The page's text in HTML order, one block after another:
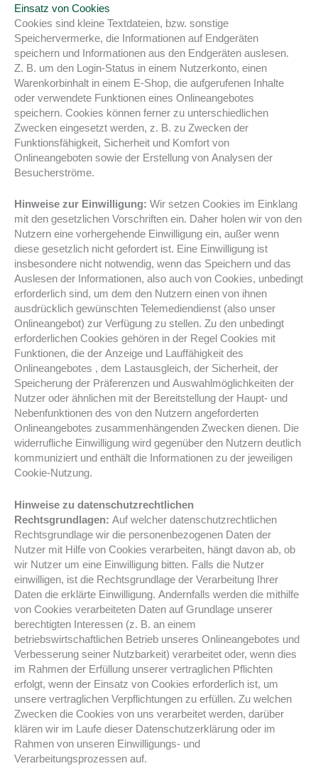
Einsatz von Cookies
Cookies sind kleine Textdateien, bzw. sonstige
Speichervermerke, die Informationen auf Endgeräten
speichern und Informationen aus den Endgeräten auslesen.
Z. B. um den Login-Status in einem Nutzerkonto, einen
Warenkorbinhalt in einem E-Shop, die aufgerufenen Inhalte
oder verwendete Funktionen eines Onlineangebotes
speichern. Cookies können ferner zu unterschiedlichen
Zwecken eingesetzt werden, z. B. zu Zwecken der
Funktionsfähigkeit, Sicherheit und Komfort von
Onlineangeboten sowie der Erstellung von Analysen der
Besucherströme.
Hinweise zur Einwilligung: Wir setzen Cookies im Einklang
mit den gesetzlichen Vorschriften ein. Daher holen wir von den
Nutzern eine vorhergehende Einwilligung ein, außer wenn
diese gesetzlich nicht gefordert ist. Eine Einwilligung ist
insbesondere nicht notwendig, wenn das Speichern und das
Auslesen der Informationen, also auch von Cookies, unbedingt
erforderlich sind, um dem den Nutzern einen von ihnen
ausdrücklich gewünschten Telemediendienst (also unser
Onlineangebot) zur Verfügung zu stellen. Zu den unbedingt
erforderlichen Cookies gehören in der Regel Cookies mit
Funktionen, die der Anzeige und Lauffähigkeit des
Onlineangebotes , dem Lastausgleich, der Sicherheit, der
Speicherung der Präferenzen und Auswahlmöglichkeiten der
Nutzer oder ähnlichen mit der Bereitstellung der Haupt- und
Nebenfunktionen des von den Nutzern angeforderten
Onlineangebotes zusammenhängenden Zwecken dienen. Die
widerrufliche Einwilligung wird gegenüber den Nutzern deutlich
kommuniziert und enthält die Informationen zu der jeweiligen
Cookie-Nutzung.
Hinweise zu datenschutzrechtlichen
Rechtsgrundlagen: Auf welcher datenschutzrechtlichen
Rechtsgrundlage wir die personenbezogenen Daten der
Nutzer mit Hilfe von Cookies verarbeiten, hängt davon ab, ob
wir Nutzer um eine Einwilligung bitten. Falls die Nutzer
einwilligen, ist die Rechtsgrundlage der Verarbeitung Ihrer
Daten die erklärte Einwilligung. Andernfalls werden die mithilfe
von Cookies verarbeiteten Daten auf Grundlage unserer
berechtigten Interessen (z. B. an einem
betriebswirtschaftlichen Betrieb unseres Onlineangebotes und
Verbesserung seiner Nutzbarkeit) verarbeitet oder, wenn dies
im Rahmen der Erfüllung unserer vertraglichen Pflichten
erfolgt, wenn der Einsatz von Cookies erforderlich ist, um
unsere vertraglichen Verpflichtungen zu erfüllen. Zu welchen
Zwecken die Cookies von uns verarbeitet werden, darüber
klären wir im Laufe dieser Datenschutzerklärung oder im
Rahmen von unseren Einwilligungs- und
Verarbeitungsprozessen auf.